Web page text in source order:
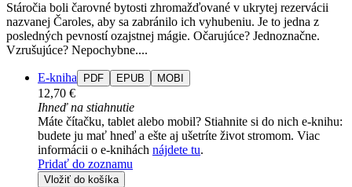
Stáročia boli čarovné bytosti zhromažďované v ukrytej rezervácii
nazvanej Čaroles, aby sa zabránilo ich vyhubeniu. Je to jedna z
posledných pevností ozajstnej mágie. Očarujúce? Jednoznačne.
Vzrušujúce? Nepochybne....
E-kniha PDF EPUB MOBI
12,70 €
Ihneď na stiahnutie
Máte čítačku, tablet alebo mobil? Stiahnite si do nich e-knihu:
budete ju mať hneď a ešte aj ušetríte život stromom. Viac
informácii o e-knihách nájdete tu.
Pridať do zoznamu
Vložiť do košíka